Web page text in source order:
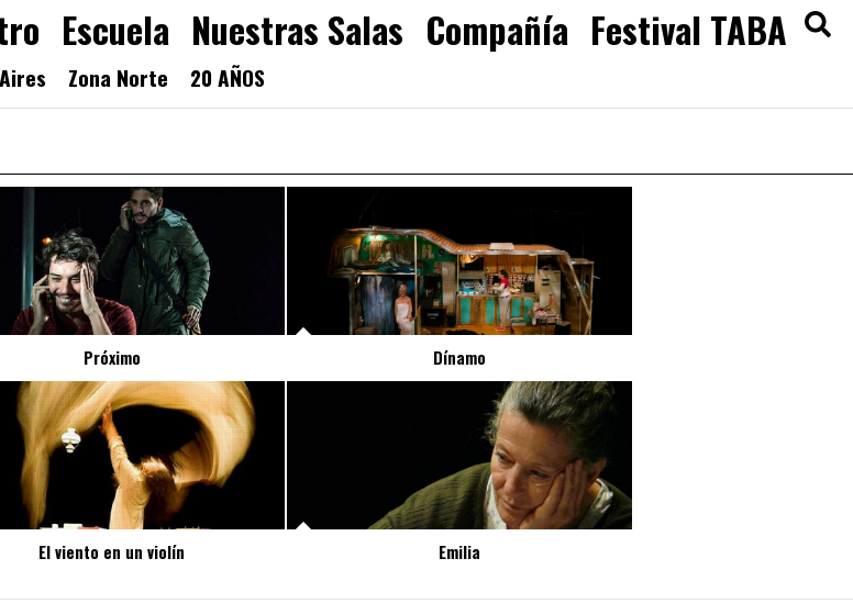
Escuela Nuestras Salas Compañía Festival TABA
Zona Norte
20 AÑOS
Próximo Dínamo
El viento en un violín Emilia